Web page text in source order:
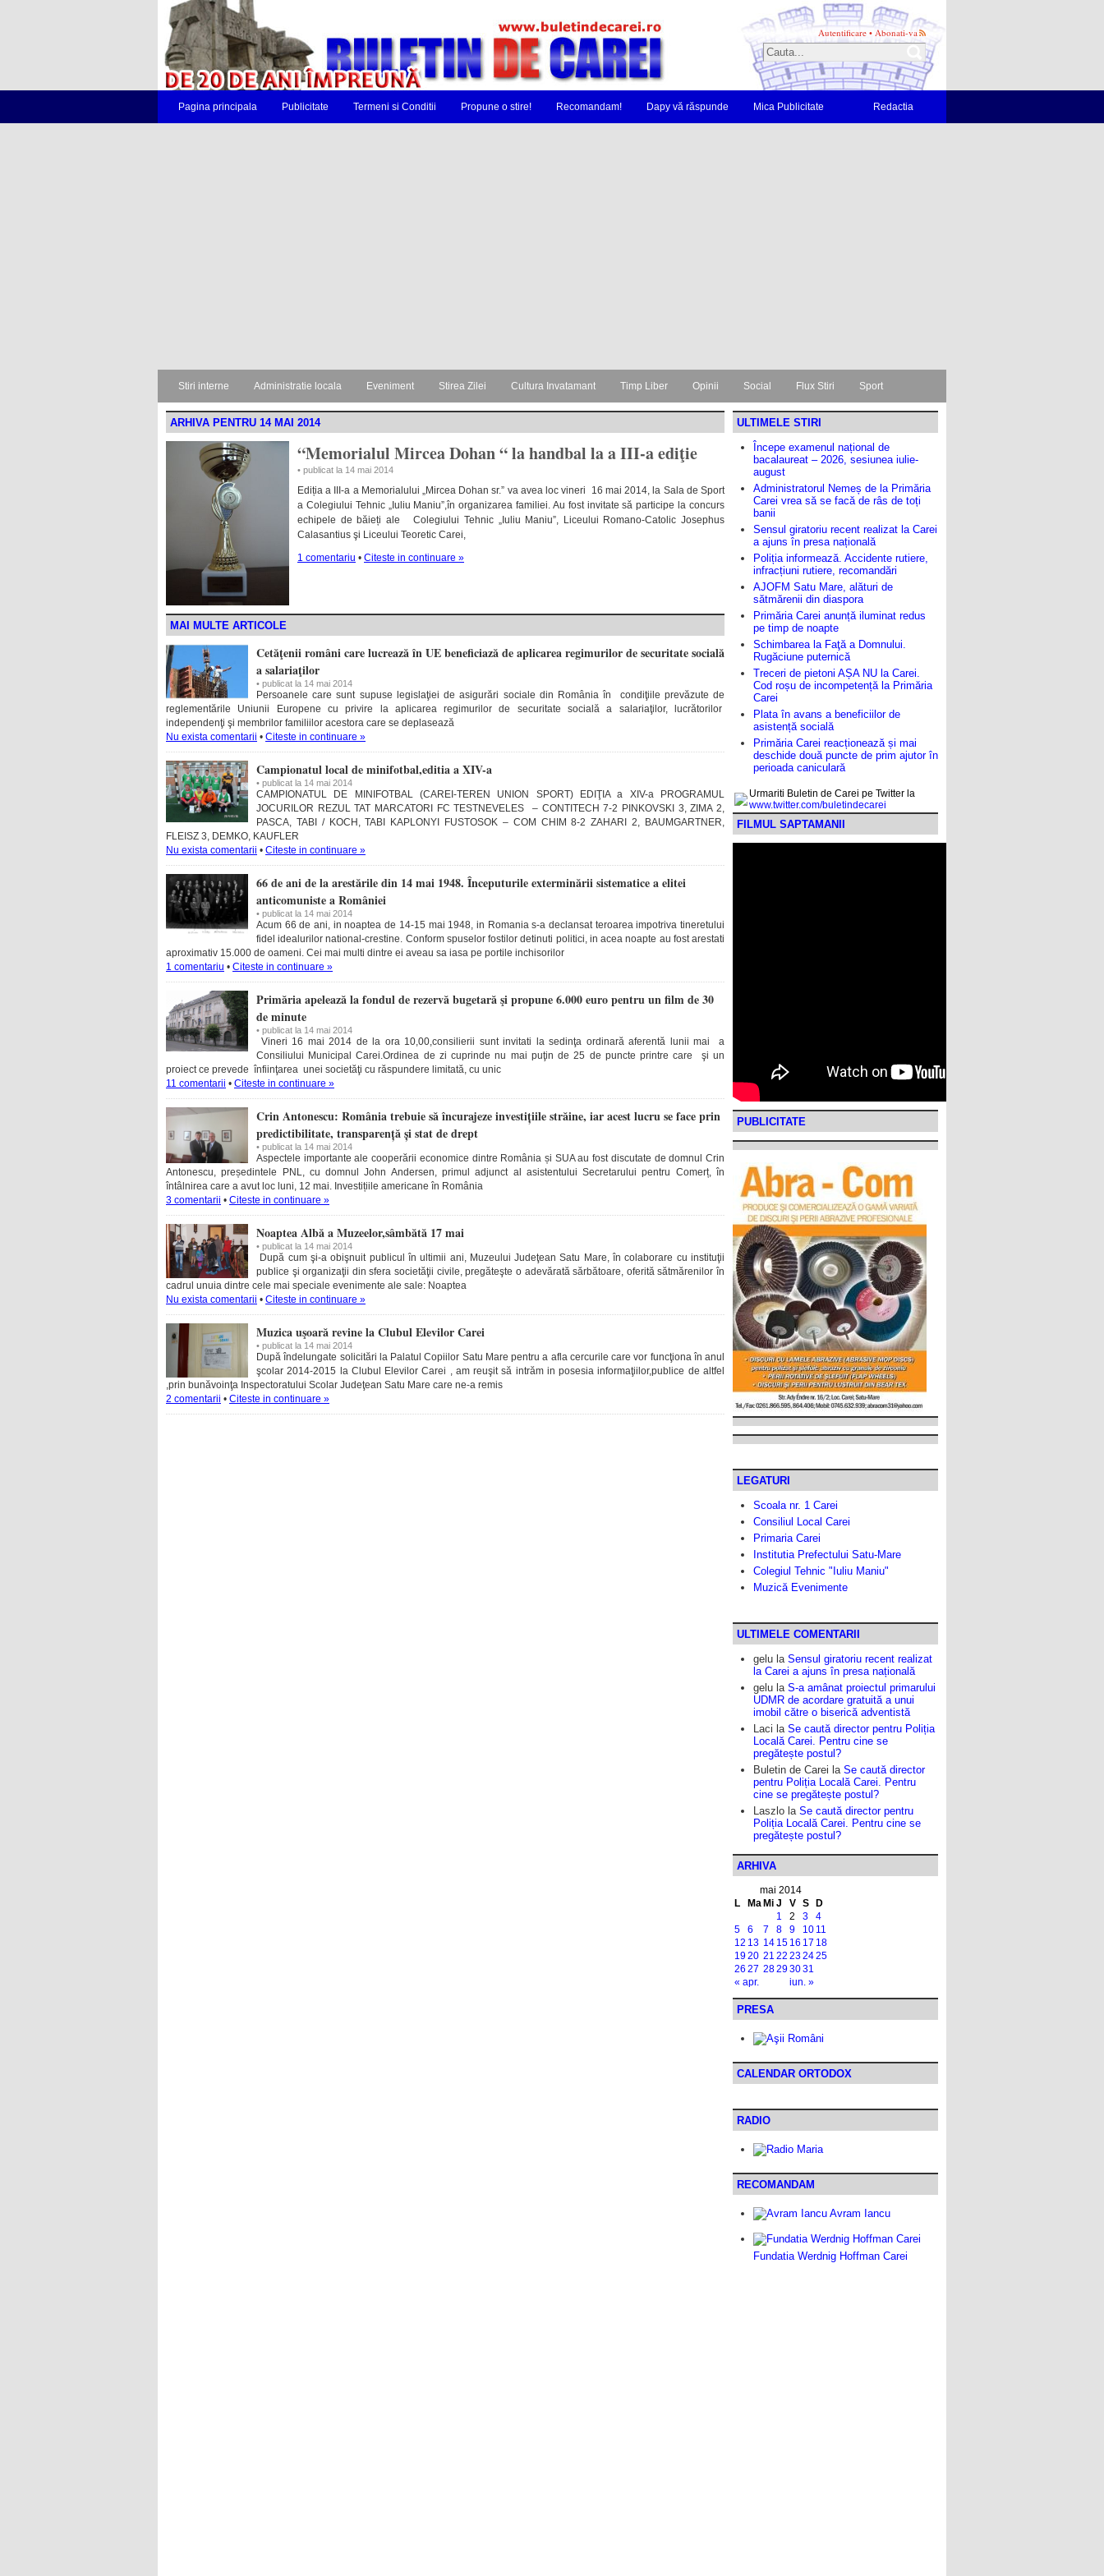
Autentificare • Abonati-va
Pagina principala Publicitate Termeni si Conditii Propune o stire! Recomandam! Dapy vă răspunde Mica Publicitate Redactia
Stiri interne Administratie locala Eveniment Stirea Zilei Cultura Invatamant Timp Liber Opinii Social Flux Stiri Sport
ARHIVA PENTRU 14 MAI 2014
“Memorialul Mircea Dohan “ la handbal la a III-a ediţie
• publicat la 14 mai 2014
Ediția a III-a a Memorialului „Mircea Dohan sr.” va avea loc vineri 16 mai 2014, la Sala de Sport
a Colegiului Tehnic „Iuliu Maniu”,în organizarea familiei. Au fost invitate să participe la concurs
echipele de băieți ale Colegiului Tehnic „Iuliu Maniu”, Liceului Romano-Catolic Josephus
Calasantius şi Liceului Teoretic Carei,
1 comentariu • Citeste in continuare »
MAI MULTE ARTICOLE
Cetăţenii români care lucrează în UE beneficiază de aplicarea regimurilor de securitate socială
a salariaţilor
• publicat la 14 mai 2014
Persoanele care sunt supuse legislaţiei de asigurări sociale din România în condiţiile prevăzute de
reglementările Uniunii Europene cu privire la aplicarea regimurilor de securitate socială a salariaţilor, lucrătorilor
independenţi şi membrilor familiilor acestora care se deplasează
Nu exista comentarii • Citeste in continuare »
Campionatul local de minifotbal,editia a XIV-a
• publicat la 14 mai 2014
CAMPIONATUL DE MINIFOTBAL (CAREI-TEREN UNION SPORT) EDIŢIA a XIV-a PROGRAMUL
JOCURILOR REZUL TAT MARCATORI FC TESTNEVELES – CONTITECH 7-2 PINKOVSKI 3, ZIMA 2,
PASCA, TABI / KOCH, TABI KAPLONYI FUSTOSOK – COM CHIM 8-2 ZAHARI 2, BAUMGARTNER,
FLEISZ 3, DEMKO, KAUFLER
Nu exista comentarii • Citeste in continuare »
66 de ani de la arestările din 14 mai 1948. Începuturile exterminării sistematice a elitei
anticomuniste a României
• publicat la 14 mai 2014
Acum 66 de ani, in noaptea de 14-15 mai 1948, in Romania s-a declansat teroarea impotriva tineretului
fidel idealurilor national-crestine. Conform spuselor fostilor detinuti politici, in acea noapte au fost arestati
aproximativ 15.000 de oameni. Cei mai multi dintre ei aveau sa iasa pe portile inchisorilor
1 comentariu • Citeste in continuare »
Primăria apelează la fondul de rezervă bugetară şi propune 6.000 euro pentru un film de 30
de minute
• publicat la 14 mai 2014
Vineri 16 mai 2014 de la ora 10,00,consilierii sunt invitati la sedinţa ordinară aferentă lunii mai a
Consiliului Municipal Carei.Ordinea de zi cuprinde nu mai puţin de 25 de puncte printre care şi un
proiect ce prevede înfiinţarea unei societăţi cu răspundere limitată, cu unic
11 comentarii • Citeste in continuare »
Crin Antonescu: România trebuie să încurajeze investițiile străine, iar acest lucru se face prin
predictibilitate, transparență și stat de drept
• publicat la 14 mai 2014
Aspectele importante ale cooperării economice dintre România și SUA au fost discutate de domnul Crin
Antonescu, președintele PNL, cu domnul John Andersen, primul adjunct al asistentului Secretarului pentru Comerț, în
întâlnirea care a avut loc luni, 12 mai. Investițiile americane în România
3 comentarii • Citeste in continuare »
Noaptea Albă a Muzeelor,sâmbătă 17 mai
• publicat la 14 mai 2014
După cum şi-a obişnuit publicul în ultimii ani, Muzeului Judeţean Satu Mare, în colaborare cu instituţii
publice şi organizaţii din sfera societăţii civile, pregăteşte o adevărată sărbătoare, oferită sătmărenilor în
cadrul unuia dintre cele mai speciale evenimente ale sale: Noaptea
Nu exista comentarii • Citeste in continuare »
Muzica uşoară revine la Clubul Elevilor Carei
• publicat la 14 mai 2014
După îndelungate solicitări la Palatul Copiilor Satu Mare pentru a afla cercurile care vor funcţiona în anul
şcolar 2014-2015 la Clubul Elevilor Carei , am reuşit să intrăm in posesia informaţiilor,publice de altfel
,prin bunăvoinţa Inspectoratului Scolar Judeţean Satu Mare care ne-a remis
2 comentarii • Citeste in continuare »
ULTIMELE STIRI
Începe examenul național de
bacalaureat – 2026, sesiunea iulie-
august
Administratorul Nemeș de la Primăria
Carei vrea să se facă de râs de toți
banii
Sensul giratoriu recent realizat la Carei
a ajuns în presa națională
Poliția informează. Accidente rutiere,
infracțiuni rutiere, recomandări
AJOFM Satu Mare, alături de
sătmărenii din diaspora
Primăria Carei anunță iluminat redus
pe timp de noapte
Schimbarea la Faţă a Domnului.
Rugăciune puternică
Treceri de pietoni AȘA NU la Carei.
Cod roșu de incompetență la Primăria
Carei
Plata în avans a beneficiilor de
asistență socială
Primăria Carei reacționează și mai
deschide două puncte de prim ajutor în
perioada caniculară
Urmariti Buletin de Carei pe Twitter la
www.twitter.com/buletindecarei
FILMUL SAPTAMANII
PUBLICITATE
LEGATURI
Scoala nr. 1 Carei
Consiliul Local Carei
Primaria Carei
Institutia Prefectului Satu-Mare
Colegiul Tehnic "Iuliu Maniu"
Muzică Evenimente
ULTIMELE COMENTARII
gelu la Sensul giratoriu recent realizat
la Carei a ajuns în presa națională
gelu la S-a amânat proiectul primarului
UDMR de acordare gratuită a unui
imobil către o biserică adventistă
Laci la Se caută director pentru Poliția
Locală Carei. Pentru cine se
pregătește postul?
Buletin de Carei la Se caută director
pentru Poliția Locală Carei. Pentru
cine se pregătește postul?
Laszlo la Se caută director pentru
Poliția Locală Carei. Pentru cine se
pregătește postul?
ARHIVA
mai 2014
L
Ma Mi J V S D
« apr. iun. »
1 2 3
4
5
6 7 8 9 10 11
12 13 14 15 16 17 18
1920 21 22 232425
26 27 28293031
PRESA
CALENDAR ORTODOX
RADIO
RECOMANDAM
Avram Iancu
Fundatia Werdnig Hoffman Carei